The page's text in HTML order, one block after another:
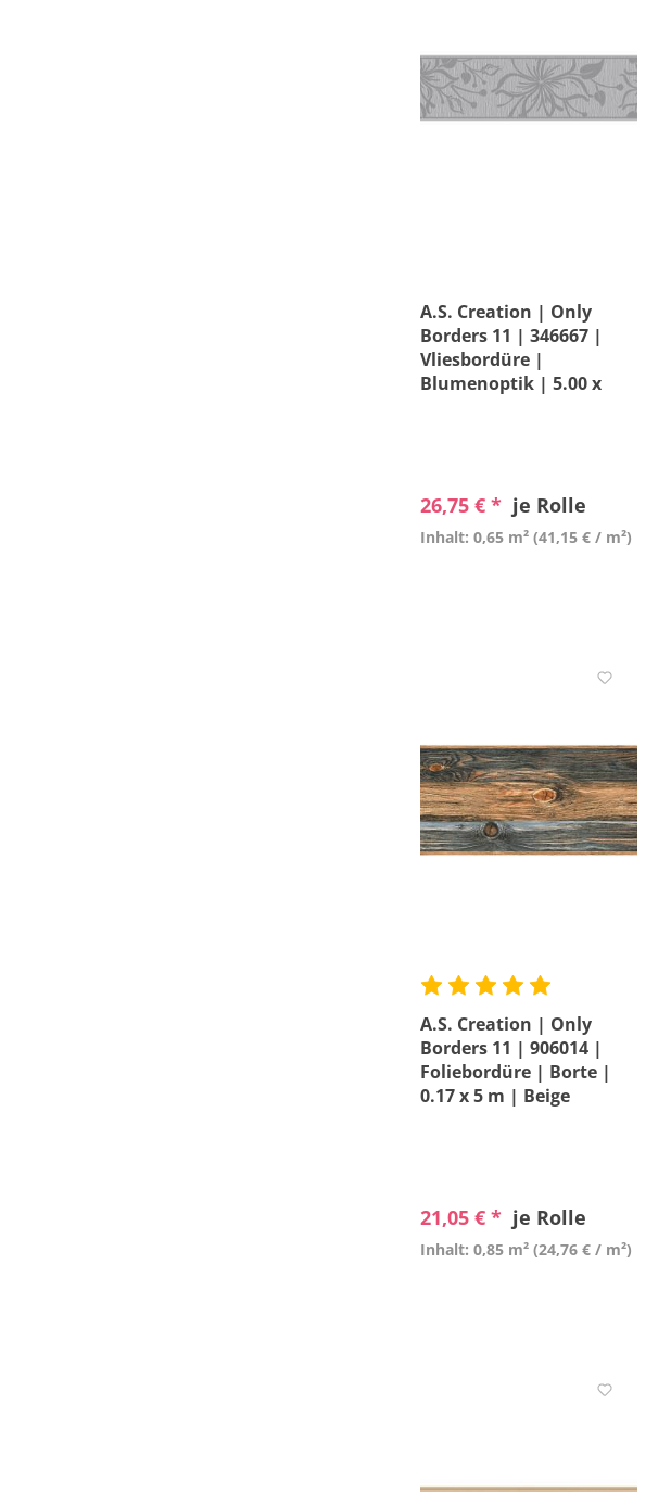
A.S. Creation | Only
Borders 11 | 346667 |
Vliesbordüre |
Blumenoptik | 5.00 x
26,75 € * je Rolle
Inhalt: 0,65 m² (41,15 € / m²)
A.S. Creation | Only
Borders 11 | 906014 |
Foliebordüre | Borte |
0.17 x 5 m | Beige
21,05 € * je Rolle
Inhalt: 0,85 m² (24,76 € / m²)